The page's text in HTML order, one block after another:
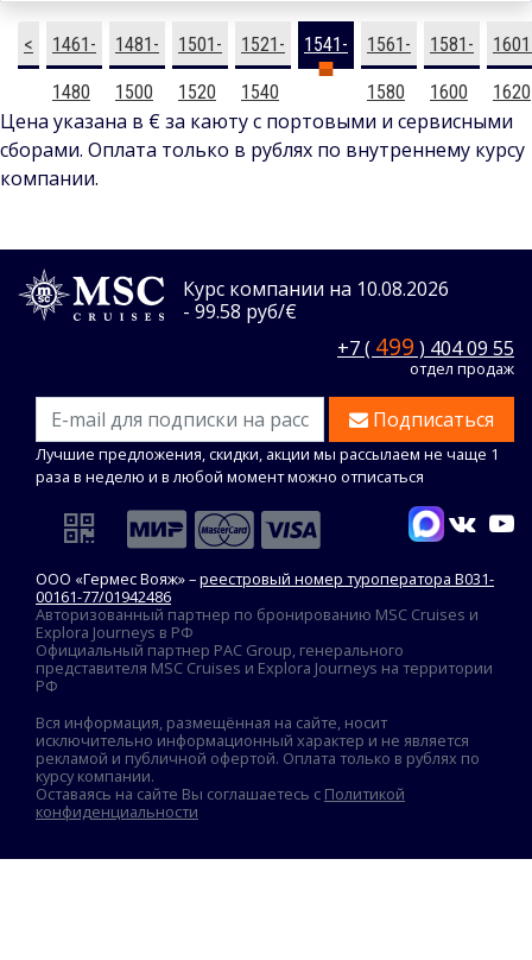
< 1461-
1480
1481-
1500
1501-
1520
1521-
1540
1541- 1561-
1580
1581-
1600 1620
Цена указана в € за каюту с портовыми и сервисными
сборами. Оплата только в рублях по внутреннему курсу
компании.
Курс компании на 10.08.2026
- 99.58 руб/€
+7 ( 499 ) 404 09 55
отдел продаж
Подписаться
Лучшие предложения, скидки, акции мы рассылаем не чаще 1
раза в неделю и в любой момент можно отписаться
ООО «Гермес Вояж» –реестровый номер туроператора В031-
00161-77/01942486
Авторизованный партнер по бронированию MSC Cruises и
Explora Journeys в РФ
Официальный партнер PAC Group, генерального
представителя MSC Cruises и Explora Journeys на территории
РФ
Вся информация, размещённая на сайте, носит
исключительно информационный характер и не является
рекламой и публичной офертой. Оплата только в рублях по
курсу компании.
Оставаясь на сайте Вы соглашаетесь с Политикой
конфиденциальности